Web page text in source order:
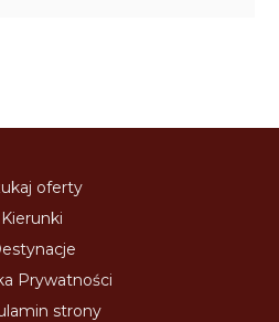
oferty
Kierunki
Prywatności
strony